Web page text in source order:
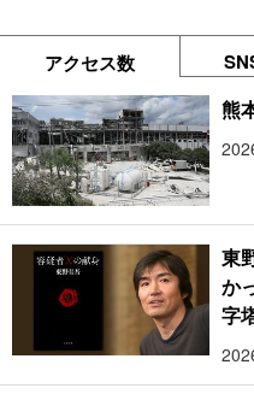
アクセス数
熊
東
か
字